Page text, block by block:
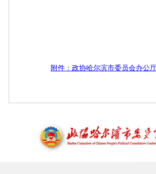
附件：政协哈尔滨市委员会办公